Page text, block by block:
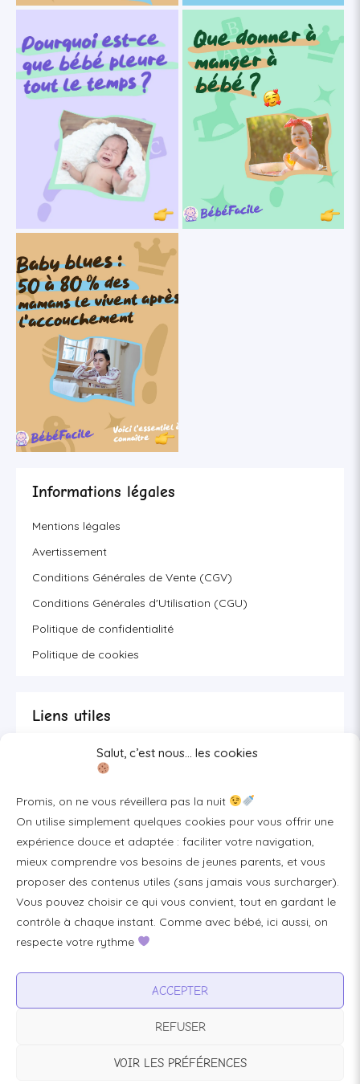
Salut, c’est nous… les cookies
Promis, on ne vous réveillera pas la nuit
On utilise simplement quelques cookies pour vous offrir une
expérience douce et adaptée : faciliter votre navigation,
mieux comprendre vos besoins de jeunes parents, et vous
proposer des contenus utiles (sans jamais vous surcharger).
Vous pouvez choisir ce qui vous convient, tout en gardant le
contrôle à chaque instant. Comme avec bébé, ici aussi, on
respecte votre rythme
ACCEPTER
REFUSER
VOIR LES PRÉFÉRENCES
Informations légales
Mentions légales
Avertissement
Conditions Générales de Vente (CGV)
Conditions Générales d'Utilisation (CGU)
Politique de confidentialité
Politique de cookies
Liens utiles
Se connecter/S'inscrire
Contact
Plan du site
Tous les articles
Professionnels & partenariats
Visibilité pour votre marque